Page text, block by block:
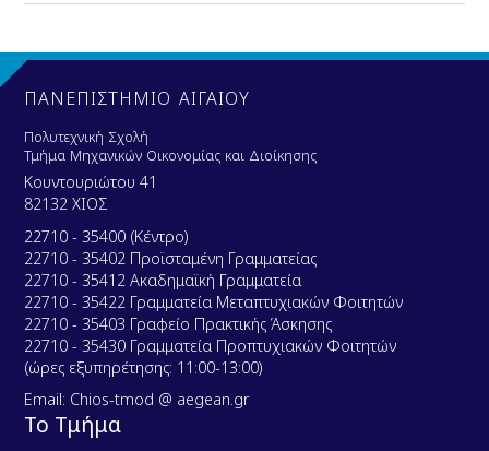
ΠΑΝΕΠΙΣΤΗΜΙΟ ΑΙΓΑΙΟΥ
Πολυτεχνική Σχολή
Τμήμα Μηχανικών Οικονομίας και Διοίκησης
Κουντουριώτου 41
82132 ΧΙΟΣ
22710 - 35400 (Κέντρο)
22710 - 35402 Προϊσταμένη Γραμματείας
22710 - 35412 Ακαδημαϊκή Γραμματεία
22710 - 35422 Γραμματεία Μεταπτυχιακών Φοιτητών
22710 - 35403 Γραφείο Πρακτικής Άσκησης
22710 - 35430 Γραμματεία Προπτυχιακών Φοιτητών
(ώρες εξυπηρέτησης: 11:00-13:00)
Email: Chios-tmod @ aegean.gr
Το Τμήμα